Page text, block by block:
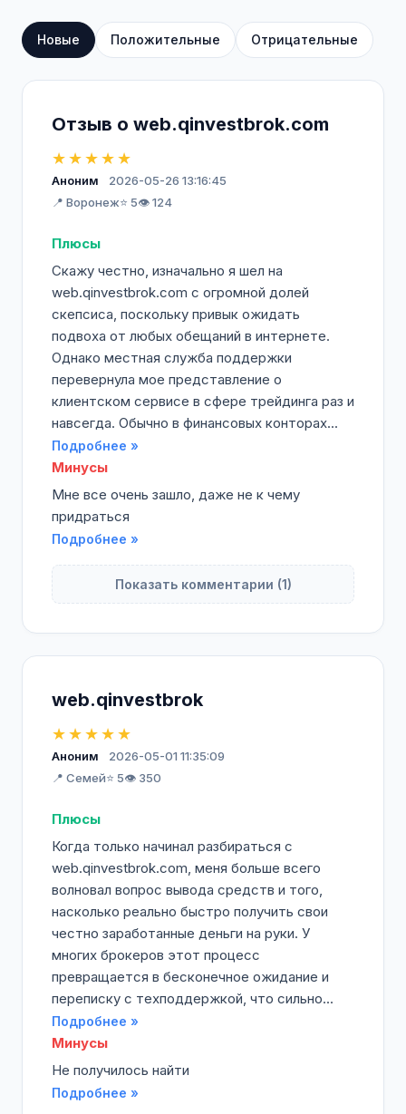
инвестору. Присоединяйтесь к
web.qinvestbrok.com и начните строить
свое финансовое будущее уже сегодня!
стабильности с нашим надежным
Новые Положительные Отрицательные
Отзыв о web.qinvestbrok.com
★★★★★
Аноним
2026-05-26 13:16:45
📍 Воронеж⭐ 5👁️ 124
Плюсы
Скажу честно, изначально я шел на
web.qinvestbrok.com с огромной долей
скепсиса, поскольку привык ожидать
подвоха от любых обещаний в интернете.
Однако местная служба поддержки
перевернула мое представление о
клиентском сервисе в сфере трейдинга раз и
навсегда. Обычно в финансовых конторах...
Подробнее »
Минусы
Мне все очень зашло, даже не к чему
придраться
Подробнее »
Показать комментарии (1)
web.qinvestbrok
★★★★★
Аноним
2026-05-01 11:35:09
📍 Семей⭐ 5👁️ 350
Плюсы
Когда только начинал разбираться с
web.qinvestbrok.com, меня больше всего
волновал вопрос вывода средств и того,
насколько реально быстро получить свои
честно заработанные деньги на руки. У
многих брокеров этот процесс
превращается в бесконечное ожидание и
переписку с техподдержкой, что сильно...
Подробнее »
Минусы
Не получилось найти
Подробнее »